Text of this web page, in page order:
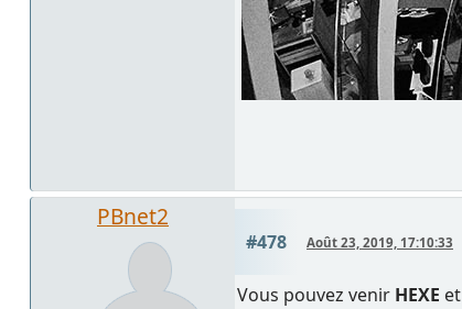
PBnet2
#478 Août 23, 2019, 17:10:33
Vous pouvez venir HEXE et